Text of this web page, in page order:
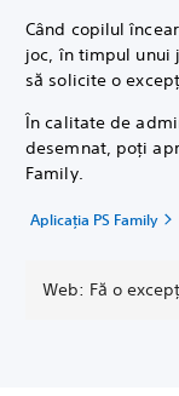
Când copilul
joc, în timpul unui
să solicite o
În calitate de
desemnat, poți
Family.
Aplicația PS Family
Web: Fă o